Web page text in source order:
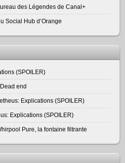
des Légendes de Canal+
Social Hub d’Orange
(SPOILER)
end
Explications (SPOILER)
Explications (SPOILER)
Pure, la fontaine filtrante